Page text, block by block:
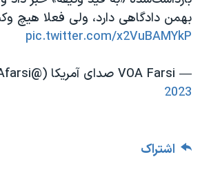
بهمن دادگاهی دارد، ولی فعلا هیچ
pic.twitter.com/x2VuBAMYkP
— VOA Farsi صدای آمریکا (@VOAfarsi)
2023
اشتراک